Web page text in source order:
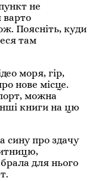
не
варто
Поясніть, куди
там
моря, гір,
нове місце.
можна
книги на цю
сину про здачу
брала для нього